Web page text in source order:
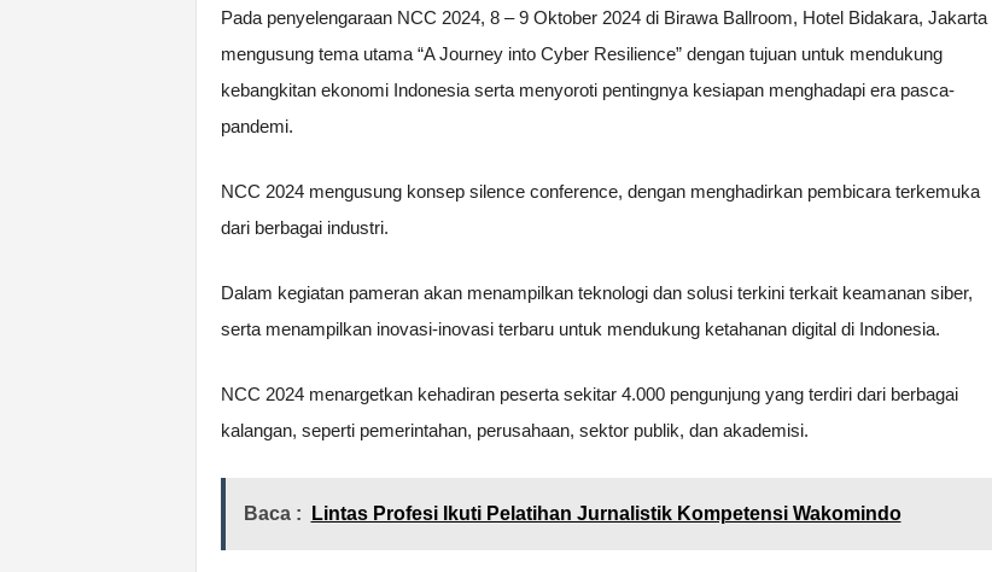
Pada penyelengaraan NCC 2024, 8 – 9 Oktober 2024 di Birawa Ballroom, Hotel Bidakara, Jakarta
mengusung tema utama “A Journey into Cyber Resilience” dengan tujuan untuk mendukung
kebangkitan ekonomi Indonesia serta menyoroti pentingnya kesiapan menghadapi era pasca-
pandemi.
NCC 2024 mengusung konsep silence conference, dengan menghadirkan pembicara terkemuka
dari berbagai industri.
Dalam kegiatan pameran akan menampilkan teknologi dan solusi terkini terkait keamanan siber,
serta menampilkan inovasi-inovasi terbaru untuk mendukung ketahanan digital di Indonesia.
NCC 2024 menargetkan kehadiran peserta sekitar 4.000 pengunjung yang terdiri dari berbagai
kalangan, seperti pemerintahan, perusahaan, sektor publik, dan akademisi.
Baca : Lintas Profesi Ikuti Pelatihan Jurnalistik Kompetensi Wakomindo